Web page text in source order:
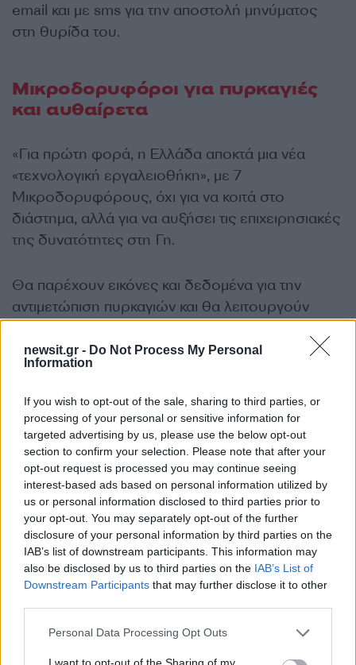
newsit.gr - Do Not Process My Personal
Information
If you wish to opt-out of the sale, sharing to third parties, or
processing of your personal or sensitive information for
targeted advertising by us, please use the below opt-out
section to confirm your selection. Please note that after your
opt-out request is processed you may continue seeing
interest-based ads based on personal information utilized by
us or personal information disclosed to third parties prior to
your opt-out. You may separately opt-out of the further
disclosure of your personal information by third parties on the
IAB’s list of downstream participants. This information may
also be disclosed by us to third parties on the IAB’s List of
Downstream Participants that may further disclose it to other
Please note that this website/app uses one or more Google
not limited to your visit or usage behaviour. You may click to
Personal Data Processing Opt Outs
I want to opt-out of the Sharing of my
email και με sms για την αποστολή μηνύματος
στη θυρίδα του.
Μικροδορυφόροι για πυρκαγιές
και αυθαίρετα
«Για πρώτη φορά, η Ελλάδα αποκτά μια νέα
«τεχνολογική εργαλειοθήκη», με 7
Μικροδορυφόρους, όχι για να κοιτά στο
διάστημα, αλλά για να αυξήσει τις επιχειρησιακές
της δυνατότητες στη Γη.
Θα παρέχουν εικόνες και δεδομένα για την
αντιμετώπιση πυρκαγιών και θα λειτουργούν
βοηθώντας στην καταγραφή αυθαίρετης
δόμησης, στην παρακολούθηση της
θαλάσσιας ρύπανσης και της παράνομης
αλιείας,στις αγροτικές καλλιέργειες και σε
πολλούς ακόμη τομείς.
Η σχετική συμφωνία για την κατασκευή και την
εκτόξευση του σμήνους Μικροδορυφόρων το
2026 υπεγράφη προ ημερών μεταξύ του
Ευρωπαϊκού Οργανισμού Διαστήματος (ESA) και
της εταιρείας Open Cosmos. Η χρηματοδότηση
του Προγράμματος ύψους 60 εκ. ευρώ
προέρχεται από το Ταμείο Ανάκαμψης».